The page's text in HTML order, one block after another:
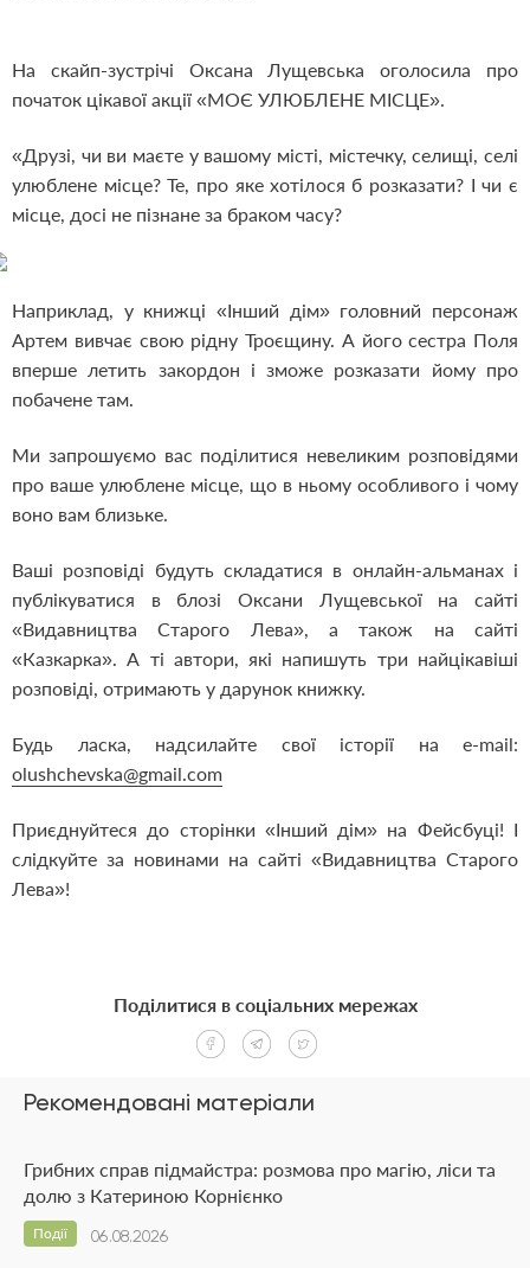
На скайп-зустрічі Оксана Лущевська оголосила про
початок цікавої акції «МОЄ УЛЮБЛЕНЕ МІСЦЕ».
«Друзі, чи ви маєте у вашому місті, містечку, селищі, селі
улюблене місце? Те, про яке хотілося б розказати? І чи є
місце, досі не пізнане за браком часу?
Наприклад, у книжці «Інший дім» головний персонаж
Артем вивчає свою рідну Троєщину. А його сестра Поля
вперше летить закордон і зможе розказати йому про
побачене там.
Ми запрошуємо вас поділитися невеликим розповідями
про ваше улюблене місце, що в ньому особливого і чому
воно вам близьке.
Ваші розповіді будуть складатися в онлайн-альманах і
публікуватися в блозі Оксани Лущевської на сайті
«Видавництва Старого Лева», а також на сайті
«Казкарка». А ті автори, які напишуть три найцікавіші
розповіді, отримають у дарунок книжку.
Будь ласка, надсилайте свої історії на e-mail:
olushchevska@gmail.com
Приєднуйтеся до сторінки «Інший дім» на Фейсбуці! І
слідкуйте за новинами на сайті «Видавництва Старого
Лева»!
Рекомендовані матеріали
Грибних справ підмайстра: розмова про магію, ліси та
долю з Катериною Корнієнко
06.08.2026
Події
Поділитися в соціальних мережах